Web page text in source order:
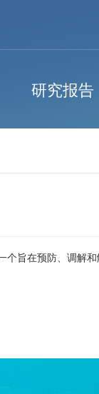
研究报告
个旨在预防、调解